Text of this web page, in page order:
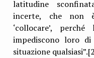
latitudine
incerte, che non
‘collocare’,
impediscono loro
situazione